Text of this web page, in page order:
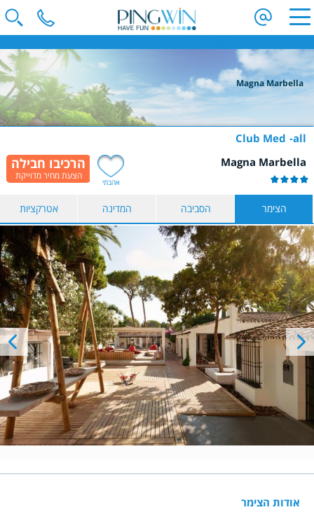
הקלידו שם מדינה ובחרו יעד
בחרו תאריך
כמות נוסעים
2 נוסעים
הצג תוצאות
Magna Marbella
all
Magna Marbella
Club Med
הצימר הסביבה המדינה אטרקציות
אהבתי
אודות הצימר